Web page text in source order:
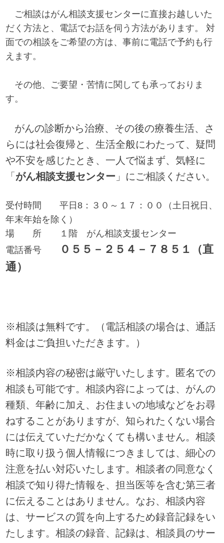
ご相談はがん相談支援センターに直接お越しいた
だく方法と、電話でお話を伺う方法があります。 対
面での相談をご希望の方は、事前に電話で予約も行
えます。
その他、ご要望・苦情に関しても承っておりま
す。
がんの診断から治療、その後の療養生活、さ
らには社会復帰と、生活全般にわたって、疑問
や不安を感じたとき、一人で悩まず、気軽に
「 がん相談支援センター 」にご相談ください。
受付時間 平日8：３０～１７：００（土日祝日、
年末年始を除く）
場 所 １階 がん相談支援センター
電話番号
０５５－２５４－７８５１（直
通）
※相談は無料です。（電話相談の場合は、通話
料金はご負担いただきます。）
※相談内容の秘密は厳守いたします。匿名での
相談も可能です。相談内容によっては、がんの
種類、年齢に加え、お住まいの地域などをお尋
ねすることがありますが、知られたくない場合
には伝えていただかなくても構いません。相談
時に取り扱う個人情報につきましては、細心の
注意を払い対応いたします。相談者の同意なく
相談で知り得た情報を、担当医等を含む第三者
に伝えることはありません。なお、相談内容
は、サービスの質を向上するため録音記録をい
たします。相談の録音、記録は、相談員のサー